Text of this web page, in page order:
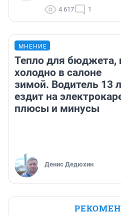
4 617 1
МНЕНИЕ
Тепло для бюджета,
холодно в салоне
зимой. Водитель 13
ездит на
плюсы и минусы
Денис Дедюхин